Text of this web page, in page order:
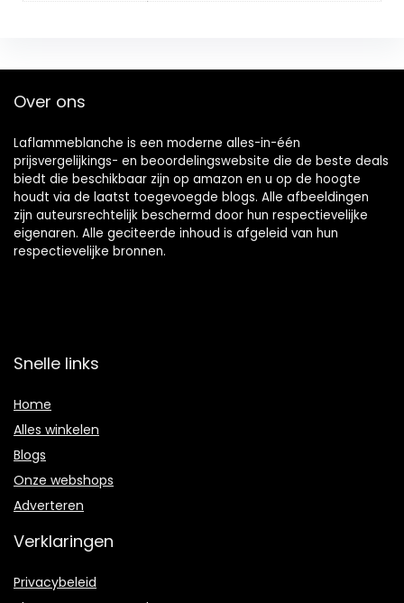
Over ons
Laflammeblanche is een moderne alles-in-één
prijsvergelijkings- en beoordelingswebsite die de beste deals
biedt die beschikbaar zijn op amazon en u op de hoogte
houdt via de laatst toegevoegde blogs. Alle afbeeldingen
zijn auteursrechtelijk beschermd door hun respectievelijke
eigenaren. Alle geciteerde inhoud is afgeleid van hun
respectievelijke bronnen.
Snelle links
Home
Alles winkelen
Blogs
Onze webshops
Adverteren
Verklaringen
Privacybeleid